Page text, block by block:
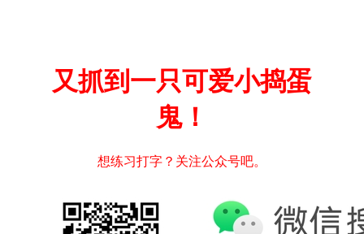
又抓到一只可爱小捣蛋
鬼！
想练习打字？关注公众号吧。